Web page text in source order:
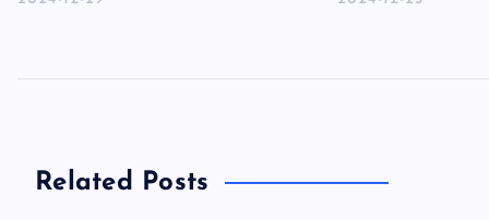
Related Posts